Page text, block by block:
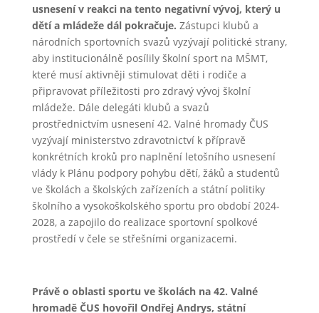
usnesení v reakci na tento negativní vývoj, který u
dětí a mládeže dál pokračuje. Zástupci klubů a
národních sportovních svazů vyzývají politické strany,
aby institucionálně posílily školní sport na MŠMT,
které musí aktivněji stimulovat děti i rodiče a
připravovat příležitosti pro zdravý vývoj školní
mládeže. Dále delegáti klubů a svazů
prostřednictvím usnesení 42. Valné hromady ČUS
vyzývají ministerstvo zdravotnictví k přípravě
konkrétních kroků pro naplnění letošního usnesení
vlády k Plánu podpory pohybu dětí, žáků a studentů
ve školách a školských zařízeních a státní politiky
školního a vysokoškolského sportu pro období 2024-
2028, a zapojilo do realizace sportovní spolkové
prostředí v čele se střešními organizacemi.
Právě o oblasti sportu ve školách na 42. Valné
hromadě ČUS hovořil Ondřej Andrys, státní